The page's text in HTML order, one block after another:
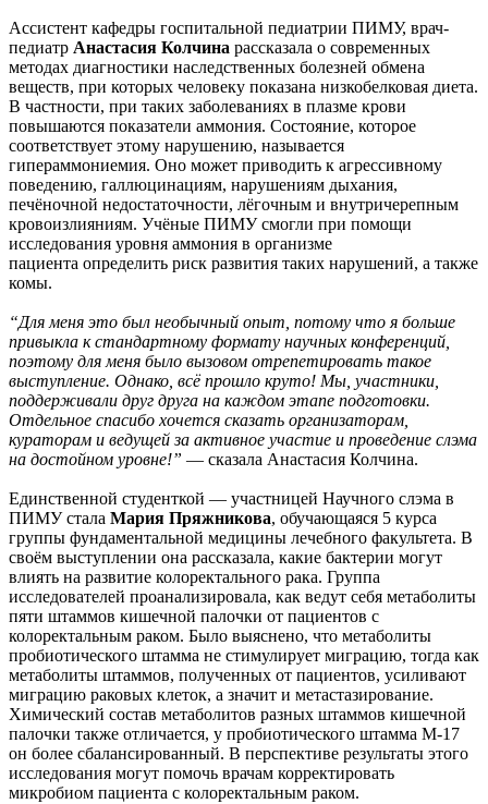
Ассистент кафедры госпитальной педиатрии ПИМУ, врач-
педиатр Анастасия Колчина рассказала о современных
методах диагностики наследственных болезней обмена
веществ, при которых человеку показана низкобелковая диета.
В частности, при таких заболеваниях в плазме крови
повышаются показатели аммония. Состояние, которое
соответствует этому нарушению, называется
гипераммониемия. Оно может приводить к агрессивному
поведению, галлюцинациям, нарушениям дыхания,
печёночной недостаточности, лёгочным и внутричерепным
кровоизлияниям. Учёные ПИМУ смогли при помощи
исследования уровня аммония в организме
пациента определить риск развития таких нарушений, а также
комы.
“Для меня это был необычный опыт, потому что я больше
привыкла к стандартному формату научных конференций,
поэтому для меня было вызовом отрепетировать такое
выступление. Однако, всё прошло круто! Мы, участники,
поддерживали друг друга на каждом этапе подготовки.
Отдельное спасибо хочется сказать организаторам,
кураторам и ведущей за активное участие и проведение слэма
на достойном уровне!” — сказала Анастасия Колчина.
Единственной студенткой — участницей Научного слэма в
ПИМУ стала Мария Пряжникова, обучающаяся 5 курса
группы фундаментальной медицины лечебного факультета. В
своём выступлении она рассказала, какие бактерии могут
влиять на развитие колоректального рака. Группа
исследователей проанализировала, как ведут себя метаболиты
пяти штаммов кишечной палочки от пациентов с
колоректальным раком. Было выяснено, что метаболиты
пробиотического штамма не стимулирует миграцию, тогда как
метаболиты штаммов, полученных от пациентов, усиливают
миграцию раковых клеток, а значит и метастазирование.
Химический состав метаболитов разных штаммов кишечной
палочки также отличается, у пробиотического штамма М-17
он более сбалансированный. В перспективе результаты этого
исследования могут помочь врачам корректировать
микробиом пациента с колоректальным раком.